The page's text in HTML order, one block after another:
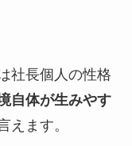
社長個人の性格
自体が生みやす
えます。